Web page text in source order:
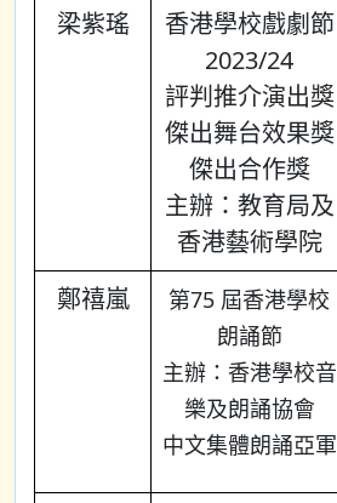
梁紫瑤
香港學校戲劇節
2023/24
評判推介演出獎
傑出舞台效果獎
傑出合作獎
主辦：教育局及
香港藝術學院
鄭禧嵐
第75 屆香港學校
朗誦節
主辦：香港學校音
樂及朗誦協會
中文集體朗誦亞軍